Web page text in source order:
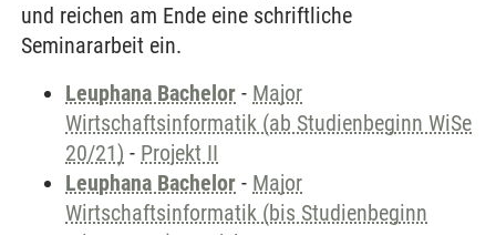
und reichen am Ende eine schriftliche
Seminararbeit ein.
Leuphana Bachelor - Major
Wirtschaftsinformatik (ab Studienbeginn WiSe
20/21) - Projekt II
Leuphana Bachelor - Major
Wirtschaftsinformatik (bis Studienbeginn